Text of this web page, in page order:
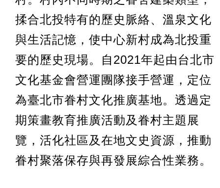
與生活記憶，使中心新村成為北投重
要的歷史現場。自2021年起由台北市
文化基金會營運團隊接手營運，定位
為臺北市眷村文化推廣基地。透過定
期策畫教育推廣活動及眷村主題展
覽，活化社區及在地文史資源，推動
眷村聚落保存與再發展綜合性業務。